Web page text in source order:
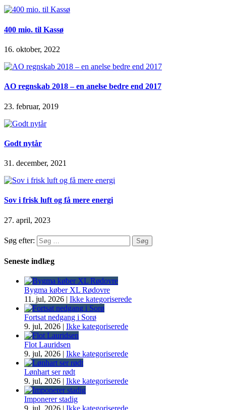
400 mio. til Kassø
16. oktober, 2022
AO regnskab 2018 – en anelse bedre end 2017
23. februar, 2019
Godt nytår
31. december, 2021
Sov i frisk luft og få mere energi
27. april, 2023
Søg efter:
Seneste indlæg
Bygma køber XL Rødovre
11. jul, 2026 | Ikke kategoriserede
Fortsat nedgang i Sorø
9. jul, 2026 | Ikke kategoriserede
Flot Lauridsen
9. jul, 2026 | Ikke kategoriserede
Lønhart ser rødt
9. jul, 2026 | Ikke kategoriserede
Imponerer stadig